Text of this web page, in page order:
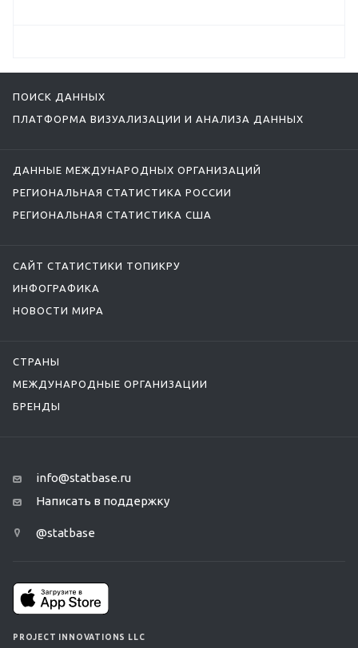
ПОИСК ДАННЫХ
ПЛАТФОРМА ВИЗУАЛИЗАЦИИ И АНАЛИЗА ДАННЫХ
ДАННЫЕ МЕЖДУНАРОДНЫХ ОРГАНИЗАЦИЙ
РЕГИОНАЛЬНАЯ СТАТИСТИКА РОССИИ
РЕГИОНАЛЬНАЯ СТАТИСТИКА США
САЙТ СТАТИСТИКИ ТОПИКРУ
ИНФОГРАФИКА
НОВОСТИ МИРА
СТРАНЫ
МЕЖДУНАРОДНЫЕ ОРГАНИЗАЦИИ
БРЕНДЫ
info@statbase.ru
Написать в поддержку
@statbase
PROJECT INNOVATIONS LLC